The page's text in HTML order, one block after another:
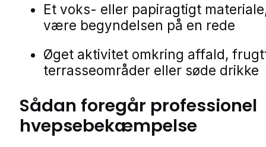
Et voks- eller papiragtigt
være begyndelsen på en rede
Øget aktivitet omkring affald,
terrasseområder eller søde drikke
Sådan foregår professionel
hvepsebekæmpelse